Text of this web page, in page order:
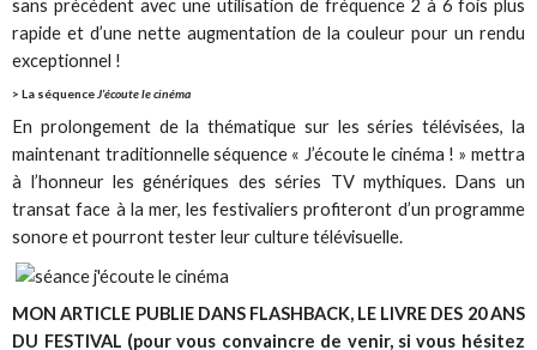
sans précédent avec une utilisation de fréquence 2 à 6 fois plus
rapide et d’une nette augmentation de la couleur pour un rendu
exceptionnel !
> La séquence J’écoute le cinéma
En prolongement de la thématique sur les séries télévisées, la
maintenant traditionnelle séquence « J’écoute le cinéma ! » mettra
à l’honneur les génériques des séries TV mythiques. Dans un
transat face à la mer, les festivaliers profiteront d’un programme
sonore et pourront tester leur culture télévisuelle.
MON ARTICLE PUBLIE DANS FLASHBACK, LE LIVRE DES 20 ANS
DU FESTIVAL (pour vous convaincre de venir, si vous hésitez